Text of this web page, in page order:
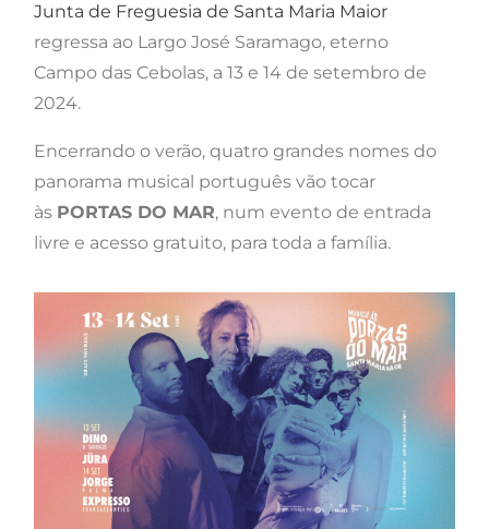
Junta de Freguesia de Santa Maria Maior
regressa ao Largo José Saramago, eterno
Campo das Cebolas, a 13 e 14 de setembro de
2024.
Encerrando o verão, quatro grandes nomes do
panorama musical português vão tocar
às PORTAS DO MAR, num evento de entrada
livre e acesso gratuito, para toda a família.